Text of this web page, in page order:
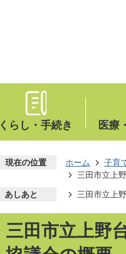
くらし・手続き 医療
現在の位置 ホーム 子育
三田市立上
あしあと 三田市立上
三田市立上野